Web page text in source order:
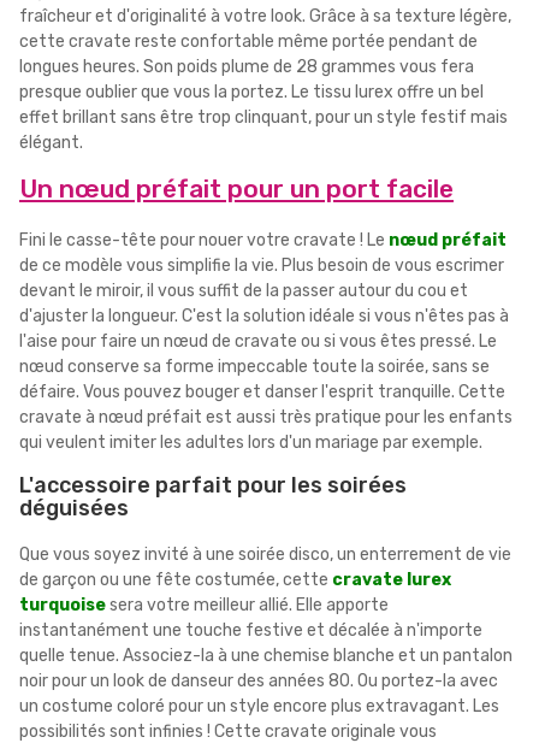
fraîcheur et d'originalité à votre look. Grâce à sa texture légère,
cette cravate reste confortable même portée pendant de
longues heures. Son poids plume de 28 grammes vous fera
presque oublier que vous la portez. Le tissu lurex offre un bel
effet brillant sans être trop clinquant, pour un style festif mais
élégant.
Un nœud préfait pour un port facile
Fini le casse-tête pour nouer votre cravate ! Le nœud préfait
de ce modèle vous simplifie la vie. Plus besoin de vous escrimer
devant le miroir, il vous suffit de la passer autour du cou et
d'ajuster la longueur. C'est la solution idéale si vous n'êtes pas à
l'aise pour faire un nœud de cravate ou si vous êtes pressé. Le
nœud conserve sa forme impeccable toute la soirée, sans se
défaire. Vous pouvez bouger et danser l'esprit tranquille. Cette
cravate à nœud préfait est aussi très pratique pour les enfants
qui veulent imiter les adultes lors d'un mariage par exemple.
L'accessoire parfait pour les soirées
déguisées
Que vous soyez invité à une soirée disco, un enterrement de vie
de garçon ou une fête costumée, cette cravate lurex
turquoisesera votre meilleur allié. Elle apporte
instantanément une touche festive et décalée à n'importe
quelle tenue. Associez-la à une chemise blanche et un pantalon
noir pour un look de danseur des années 80. Ou portez-la avec
un costume coloré pour un style encore plus extravagant. Les
possibilités sont infinies ! Cette cravate originale vous